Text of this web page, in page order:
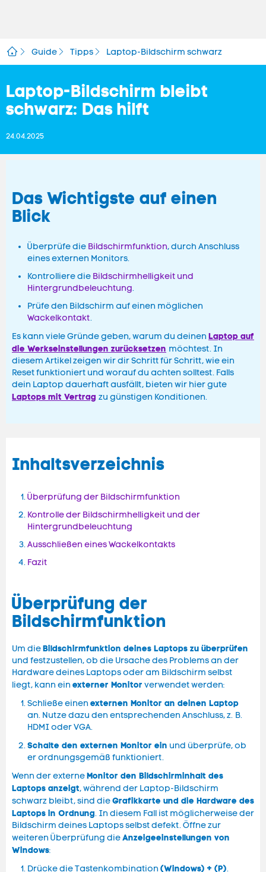
Guide Tipps Laptop-Bildschirm schwarz
Laptop-Bildschirm bleibt
schwarz: Das hilft
24.04.2025
Das Wichtigste auf einen
Blick
Überprüfe die Bildschirmfunktion, durch Anschluss
eines externen Monitors.
Kontrolliere die Bildschirmhelligkeit und
Hintergrundbeleuchtung.
Prüfe den Bildschirm auf einen möglichen
Wackelkontakt.
Es kann viele Gründe geben, warum du deinen Laptop auf
die Werkseinstellungen zurücksetzen möchtest. In
diesem Artikel zeigen wir dir Schritt für Schritt, wie ein
Reset funktioniert und worauf du achten solltest. Falls
dein Laptop dauerhaft ausfällt, bieten wir hier gute
Laptops mit Vertrag zu günstigen Konditionen.
Inhaltsverzeichnis
Überprüfung der Bildschirmfunktion
Kontrolle der Bildschirmhelligkeit und der
Hintergrundbeleuchtung
Ausschließen eines Wackelkontakts
Fazit
Überprüfung der
Bildschirmfunktion
Um dieBildschirmfunktion deines Laptops zu überprüfen
und festzustellen, ob die Ursache des Problems an der
Hardware deines Laptops oder am Bildschirm selbst
liegt, kann ein externer Monitor verwendet werden:
Schließe einen externen Monitor an deinen Laptop
an. Nutze dazu den entsprechenden Anschluss, z. B.
HDMI oder VGA.
Schalte den externen Monitor ein und überprüfe, ob
er ordnungsgemäß funktioniert.
Wenn der externeMonitor den Bildschirminhalt des
Laptops anzeigt, während der Laptop-Bildschirm
schwarz bleibt, sind dieGrafikkarte und die Hardware des
Laptops in Ordnung. In diesem Fall ist möglicherweise der
Bildschirm deines Laptops selbst defekt. Öffne zur
weiteren Überprüfung dieAnzeigeeinstellungen von
Windows:
Drücke die Tastenkombination (Windows) + (P).